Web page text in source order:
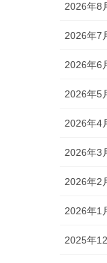
2026年8
2026年7
2026年6
2026年5
2026年4
2026年3
2026年2
2026年1
2025年